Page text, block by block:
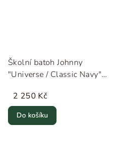
Školní batoh Johnny
"Universe / Classic Navy"
2 250 Kč
Do košíku